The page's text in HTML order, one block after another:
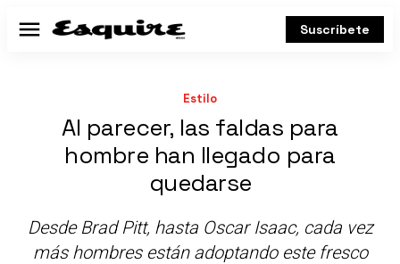
Menú Suscríbete
Estilo
Al parecer, las faldas para
hombre han llegado para
quedarse
Desde Brad Pitt, hasta Oscar Isaac, cada vez
más hombres están adoptando este fresco